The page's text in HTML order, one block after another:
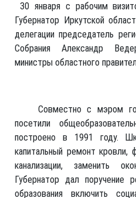
30 января с рабочим
Губернатор Иркутской
делегации председатель
Собрания Александр
министры областного
Совместно с мэром
посетили
построено в 1991 году.
капитальный ремонт кровли,
канализации, заменить
Губернатор дал поручение
образования включить